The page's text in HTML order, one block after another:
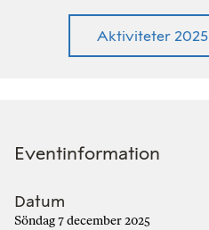
Aktiviteter 2025
Eventinformation
Datum
Söndag 7 december 2025